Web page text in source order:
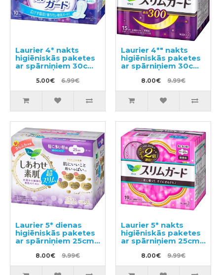
Laurier 4* nakts
higiēniskās paketes
ar spārniņiem 30cm
5.00€ 6.99€
Laurier 4*" nakts
higiēniskās paketes
ar spārniņiem 30cm
8.00€ 9.99€
Laurier 5* dienas
higiēniskās paketes
ar spārniņiem 25cm
8.00€ 9.99€
Laurier 5* nakts
higiēniskās paketes
ar spārniņiem 25cm
8.00€ 9.99€